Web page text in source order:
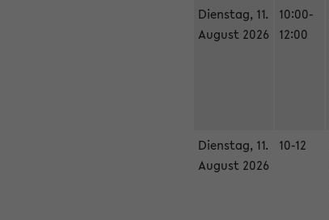
Dienstag, 11.
August 2026
10:00-
12:00
Dienstag, 11.
August 2026
10-12